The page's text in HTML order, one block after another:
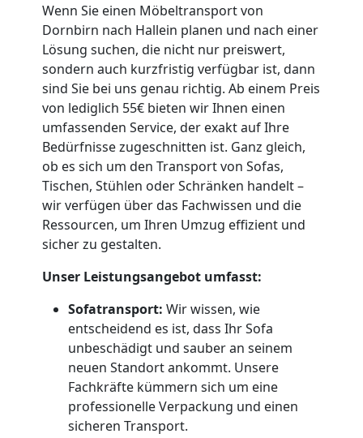
Wenn Sie einen Möbeltransport von
Dornbirn nach Hallein planen und nach einer
Lösung suchen, die nicht nur preiswert,
sondern auch kurzfristig verfügbar ist, dann
sind Sie bei uns genau richtig. Ab einem Preis
von lediglich 55€ bieten wir Ihnen einen
umfassenden Service, der exakt auf Ihre
Bedürfnisse zugeschnitten ist. Ganz gleich,
ob es sich um den Transport von Sofas,
Tischen, Stühlen oder Schränken handelt –
wir verfügen über das Fachwissen und die
Ressourcen, um Ihren Umzug effizient und
sicher zu gestalten.
Unser Leistungsangebot umfasst:
Sofatransport: Wir wissen, wie
entscheidend es ist, dass Ihr Sofa
unbeschädigt und sauber an seinem
neuen Standort ankommt. Unsere
Fachkräfte kümmern sich um eine
professionelle Verpackung und einen
sicheren Transport.
Kleiner
Umzug
Dornbirn
Küchenumzug
Dornbirn
Umzug
und
Lagerung
Dornbirn